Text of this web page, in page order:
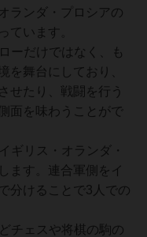
ランダ・プロシアの
ています。
ーだけではなく、も
を舞台にしており、
せたり、戦闘を行う
面を味わうことがで
ギリス・オランダ・
ます。連合軍側をイ
分けることで3人での
チェスや将棋の駒の